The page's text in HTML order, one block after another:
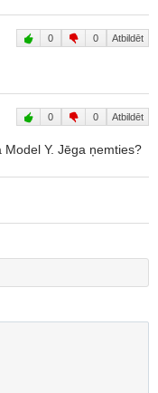
0 0 Atbildēt
0 0 Atbildēt
Y. Jēga ņemties?